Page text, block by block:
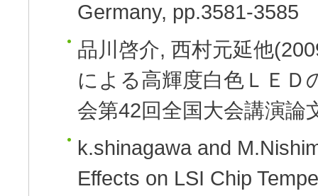
Germany, pp.3581-3585
品川啓介, 西村元延他
による高輝度白色ＬＥＤ
会第42回全国大会講演論
k.shinagawa and
Effects on LSI Chip